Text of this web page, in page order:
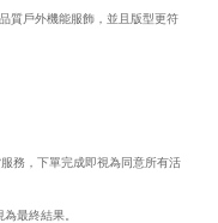
質戶外機能服飾，並且版型更符
務，下單完成即視為同意所有活
最終結果。